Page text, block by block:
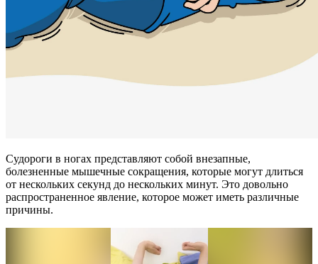
Судороги в ногах представляют собой внезапные,
болезненные мышечные сокращения, которые могут длиться
от нескольких секунд до нескольких минут. Это довольно
распространенное явление, которое может иметь различные
причины.